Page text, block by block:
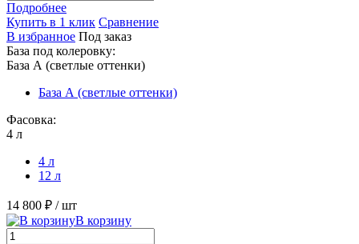
Подробнее
Купить в 1 клик Сравнение
В избранное Под заказ
База под колеровку:
База А (светлые оттенки)
База А (светлые оттенки)
Фасовка:
4 л
4 л
12 л
14 800 ₽ / шт
В корзину